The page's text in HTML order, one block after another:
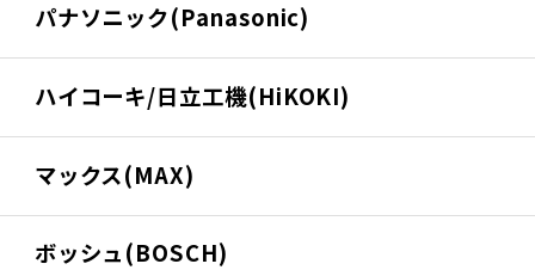
パナソニック(Panasonic)
ハイコーキ/日立工機(HiKOKI)
マックス(MAX)
ボッシュ(BOSCH)